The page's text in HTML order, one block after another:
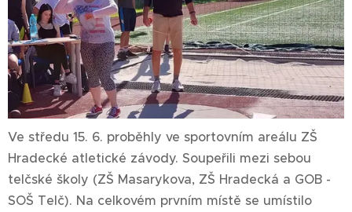
Ve středu 15. 6. proběhly ve sportovním areálu ZŠ
Hradecké atletické závody. Soupeřili mezi sebou
telčské školy (ZŠ Masarykova, ZŠ Hradecká a GOB -
SOŠ Telč). Na celkovém prvním místě se umístilo